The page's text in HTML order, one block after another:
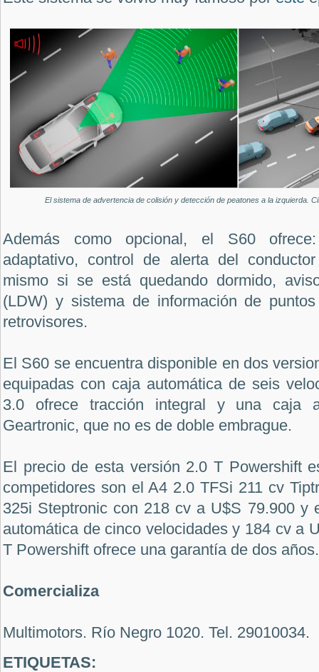
El sistema de advertencia de colisión y detección de peatones a la izquierda.
Además como opcional, el S60
adaptativo, control de alerta del
mismo si se está quedando dormido,
(LDW) y sistema de información de
retrovisores.
El S60 se encuentra disponible en dos
equipadas con caja automática de seis
3.0 ofrece tracción integral y una caja
Geartronic, que no es de doble embrague.
El precio de esta versión 2.0 T Powershift
competidores son el A4 2.0 TFSi 211 cv
325i Steptronic con 218 cv a U$S 79.900 y
automática de cinco velocidades y 184 cv a
T Powershift ofrece una garantía de dos años.
Comercializa
Multimotors. Río Negro 1020. Tel. 29010034.
ETIQUETAS: